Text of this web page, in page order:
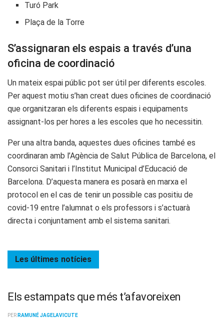
Turó Park
Plaça de la Torre
S’assignaran els espais a través d’una
oficina de coordinació
Un mateix espai públic pot ser útil per diferents escoles.
Per aquest motiu s’han creat dues oficines de coordinació
que organitzaran els diferents espais i equipaments
assignant-los per hores a les escoles que ho necessitin.
Per una altra banda, aquestes dues oficines també es
coordinaran amb l’Agència de Salut Pública de Barcelona, el
Consorci Sanitari i l’Institut Municipal d’Educació de
Barcelona. D’aquesta manera es posarà en marxa el
protocol en el cas de tenir un possible cas positiu de
covid-19 entre l’alumnat o els professors i s’actuarà
directa i conjuntament amb el sistema sanitari.
Les últimes notícies
Els estampats que més t’afavoreixen
PER RAMUNÉ JAGELAVICUTE